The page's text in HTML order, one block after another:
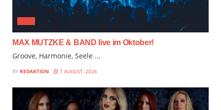
MAX MUTZKE & BAND live im Oktober!
Groove, Harmonie, Seele ...
BY REDAKTION 7 AUGUST, 2026